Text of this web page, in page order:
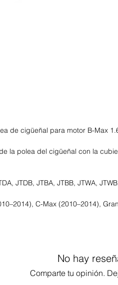
de cigüeñal para motor B-Max
la polea del cigüeñal con la
JTDB, JTBA, JTBB, JTWA,
C-Max (2010–2014),
No hay
Comparte tu opinión.